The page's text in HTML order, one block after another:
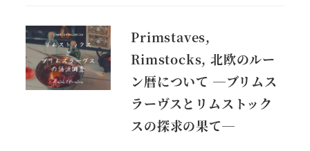
Primstaves,
Rimstocks, 北欧のルー
ン暦について ―ブリムス
ラーヴスとリムストック
スの探求の果て―